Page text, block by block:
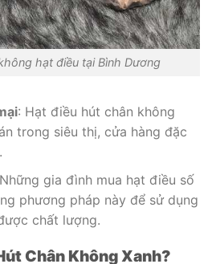
hạt điều tại Bình Dương
: Hạt điều hút chân không
trong siêu thị, cửa hàng đặc
gia đình mua hạt điều số
phương pháp này để sử dụng
chất lượng.
Chân Không Xanh?